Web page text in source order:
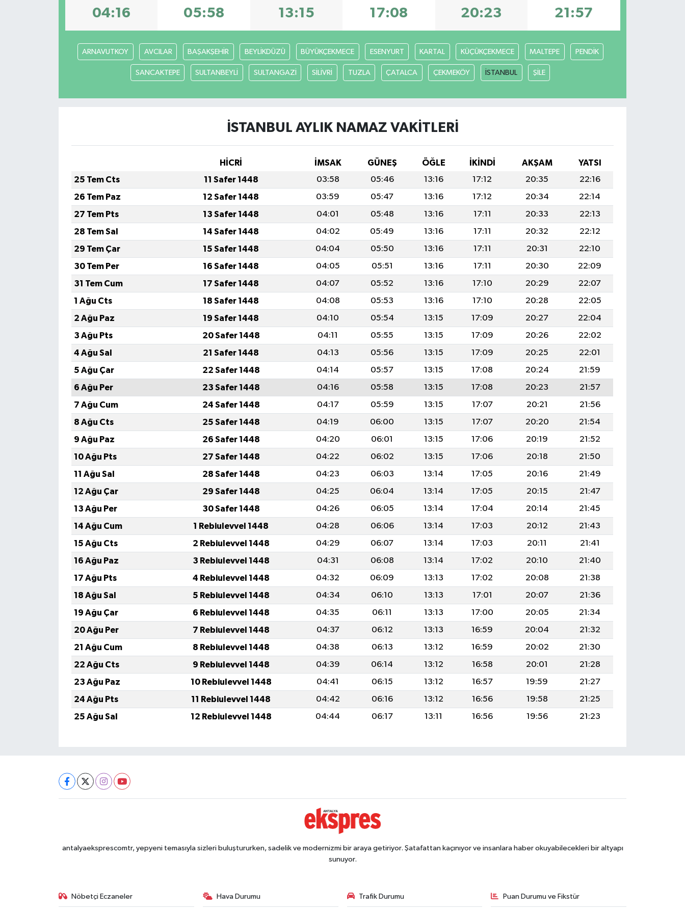
04:16 05:58 13:15 17:08 20:23 21:57
ARNAVUTKOY AVCILAR BAŞAKŞEHİR BEYLİKDÜZÜ BÜYÜKÇEKMECE ESENYURT KARTAL KÜÇÜKÇEKMECE MALTEPE PENDİK
SANCAKTEPE SULTANBEYLİ SULTANGAZİ SİLİVRİ TUZLA ÇATALCA ÇEKMEKÖY İSTANBUL ŞİLE
İSTANBUL AYLIK NAMAZ VAKITLERI
HİCRİ İMSAK GÜNEŞ ÖĞLE İKINDI AKŞAM
YATSI
25 Tem Cts
11 Safer 1448 03:58 05:46 13:16 17:12 20:35
22:16
26 Tem Paz
12 Safer 1448 03:59 05:47 13:16 17:12 20:34
22:14
27 Tem Pts
13 Safer 1448 04:01 05:48 13:16 17:11 20:33
22:13
28 Tem Sal
14 Safer 1448 04:02 05:49 13:16 17:11 20:32
22:12
29 Tem Çar
15 Safer 1448 04:04 05:50 13:16 17:11 20:31
22:10
30 Tem Per
16 Safer 1448 04:05 05:51 13:16 17:11 20:30
22:09
31 Tem Cum
17 Safer 1448 04:07 05:52 13:16 17:10 20:29
22:07
1 Ağu Cts
18 Safer 1448 04:08 05:53 13:16 17:10 20:28
22:05
2 Ağu Paz
19 Safer 1448 04:10 05:54 13:15 17:09 20:27
22:04
3 Ağu Pts
20 Safer 1448 04:11 05:55 13:15 17:09 20:26
22:02
4 Ağu Sal
21 Safer 1448 04:13 05:56 13:15 17:09 20:25
22:01
5 Ağu Çar
22 Safer 1448 04:14 05:57 13:15 17:08 20:24
21:59
6 Ağu Per
23 Safer 1448 04:16 05:58 13:15 17:08 20:23
21:57
7 Ağu Cum
24 Safer 1448 04:17 05:59 13:15 17:07 20:21
21:56
8 Ağu Cts
25 Safer 1448 04:19 06:00 13:15 17:07 20:20
21:54
9 Ağu Paz
26 Safer 1448 04:20 06:01 13:15 17:06 20:19
21:52
10 Ağu Pts
27 Safer 1448 04:22 06:02 13:15 17:06 20:18
21:50
11 Ağu Sal
28 Safer 1448 04:23 06:03 13:14 17:05 20:16
21:49
12 Ağu Çar
29 Safer 1448 04:25 06:04 13:14 17:05 20:15
21:47
13 Ağu Per
30 Safer 1448 04:26 06:05 13:14 17:04 20:14
21:45
14 Ağu Cum
1 Rebiulevvel 1448 04:28 06:06 13:14 17:03 20:12
21:43
15 Ağu Cts
2 Rebiulevvel 1448 04:29 06:07 13:14 17:03 20:11
21:41
16 Ağu Paz
3 Rebiulevvel 1448 04:31 06:08 13:14 17:02 20:10
21:40
17 Ağu Pts
4 Rebiulevvel 1448 04:32 06:09 13:13 17:02 20:08
21:38
18 Ağu Sal
5 Rebiulevvel 1448 04:34 06:10 13:13 17:01 20:07
21:36
19 Ağu Çar
6 Rebiulevvel 1448 04:35 06:11 13:13 17:00 20:05
21:34
20 Ağu Per
7 Rebiulevvel 1448 04:37 06:12 13:13 16:59 20:04
21:32
21 Ağu Cum
8 Rebiulevvel 1448 04:38 06:13 13:12 16:59 20:02
21:30
22 Ağu Cts
9 Rebiulevvel 1448 04:39 06:14 13:12 16:58 20:01
21:28
23 Ağu Paz
10 Rebiulevvel 1448 04:41 06:15 13:12 16:57 19:59
21:27
24 Ağu Pts
11 Rebiulevvel 1448 04:42 06:16 13:12 16:56 19:58
21:25
25 Ağu Sal
12 Rebiulevvel 1448 04:44 06:17 13:11 16:56 19:56 21:23
antalyaeksprescomtr, yepyeni temasıyla sizleri buluştururken, sadelik ve modernizmi bir araya getiriyor. Şatafattan kaçınıyor ve insanlara haber okuyabilecekleri bir altyapı
sunuyor.
Nöbetçi Eczaneler Hava Durumu Trafik Durumu Puan Durumu ve Fikstür
YAZARLAR